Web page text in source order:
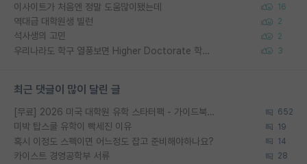
이사이트가 처음엔 정말 도움많이됐는데 16
역대급 대학원생 빌런 2
석사생의 고민 2
우리나라도 학구 열풍보면 Higher Doctorate 학위가 필요하다고 봅니다. 3
최근 댓글이 많이 달린 글
[무료] 2026 미국 대학원 유학 스타터팩 - 가이드북 & 합격자 컨택메일 템플릿 652
미박 탑스쿨 유학이 빡세진 이유 19
혹시 이정도 스펙이면 어느정도 잡고 준비해야하나요? 14
카이스트 경영공학부 서류 28